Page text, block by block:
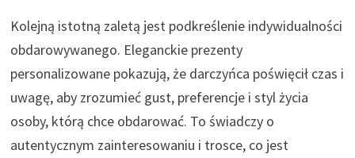
Kolejną istotną zaletą jest podkreślenie indywidualności
obdarowywanego. Eleganckie prezenty
personalizowane pokazują, że darczyńca poświęcił czas i
uwagę, aby zrozumieć gust, preferencje i styl życia
osoby, którą chce obdarować. To świadczy o
autentycznym zainteresowaniu i trosce, co jest